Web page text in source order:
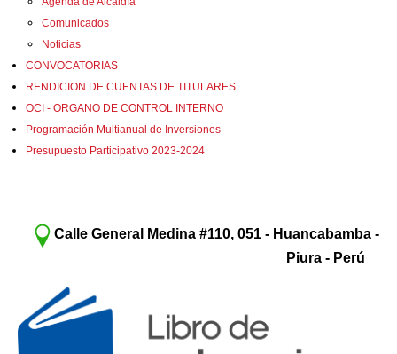
Comunicados
Noticias
CONVOCATORIAS
RENDICION DE CUENTAS DE TITULARES
OCI - ORGANO DE CONTROL INTERNO
Programación Multianual de Inversiones
Presupuesto Participativo 2023-2024
Calle General Medina #110, 051 - Huancabamba -
Piura - Perú